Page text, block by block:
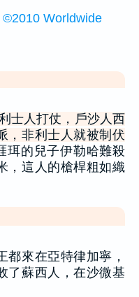
Worldwide
士人打仗，戶沙人西
，非利士人就被制伏
珥的兒子伊勒哈難殺
，這人的槍桿粗如織
都來在亞特律加寧，
了蘇西人，在沙微基